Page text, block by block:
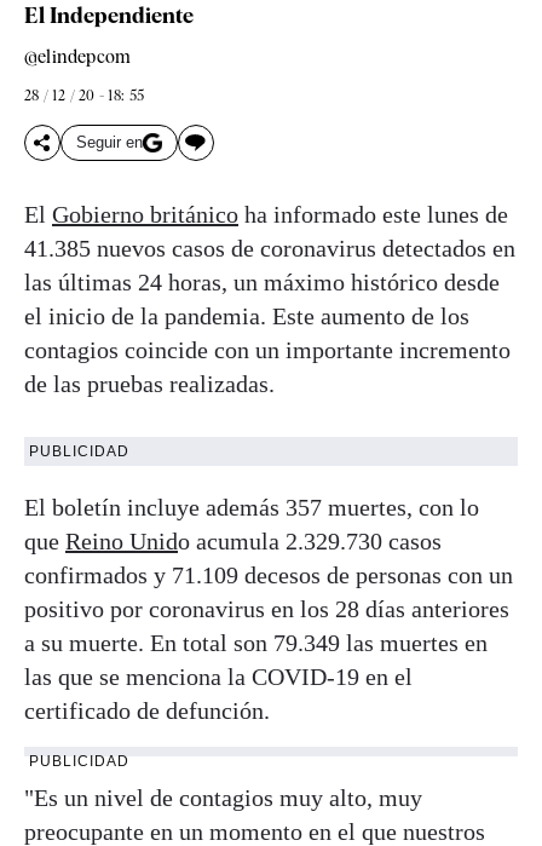
El Independiente
@elindepcom
28 / 12 / 20 - 18: 55
Seguir en
El Gobierno británico ha informado este lunes de
41.385 nuevos casos de coronavirus detectados en
las últimas 24 horas, un máximo histórico desde
el inicio de la pandemia. Este aumento de los
contagios coincide con un importante incremento
de las pruebas realizadas.
PUBLICIDAD
El boletín incluye además 357 muertes, con lo
que Reino Unido acumula 2.329.730 casos
confirmados y 71.109 decesos de personas con un
positivo por coronavirus en los 28 días anteriores
a su muerte. En total son 79.349 las muertes en
las que se menciona la COVID-19 en el
certificado de defunción.
PUBLICIDAD
"Es un nivel de contagios muy alto, muy
preocupante en un momento en el que nuestros